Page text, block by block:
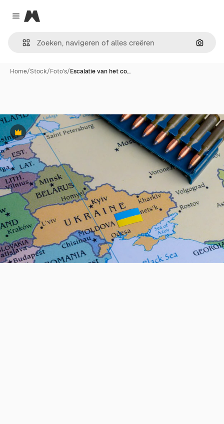
Close menu
Magnific
Home/Stock/Foto's/Escalatie van het co…
Premium